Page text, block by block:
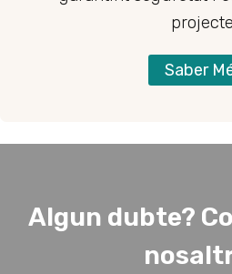
Saber
Algun dubte?